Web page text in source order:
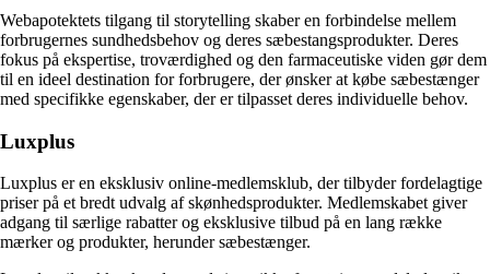
Webapotektets tilgang til storytelling skaber en forbindelse mellem
forbrugernes sundhedsbehov og deres sæbestangsprodukter. Deres
fokus på ekspertise, troværdighed og den farmaceutiske viden gør dem
til en ideel destination for forbrugere, der ønsker at købe sæbestænger
med specifikke egenskaber, der er tilpasset deres individuelle behov.
Luxplus
Luxplus er en eksklusiv online-medlemsklub, der tilbyder fordelagtige
priser på et bredt udvalg af skønhedsprodukter. Medlemskabet giver
adgang til særlige rabatter og eksklusive tilbud på en lang række
mærker og produkter, herunder sæbestænger.